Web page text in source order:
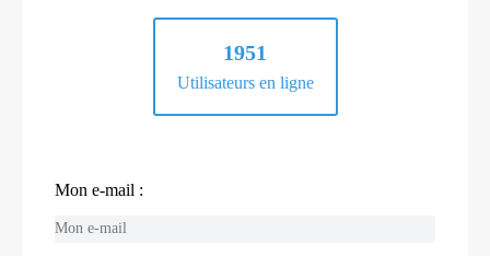
1951
Utilisateurs en ligne
Mon e-mail :